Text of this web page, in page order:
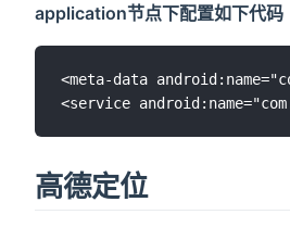
application节点下配置如下代码
<meta-data
高德定位